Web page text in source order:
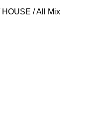
HOUSE / All Mix